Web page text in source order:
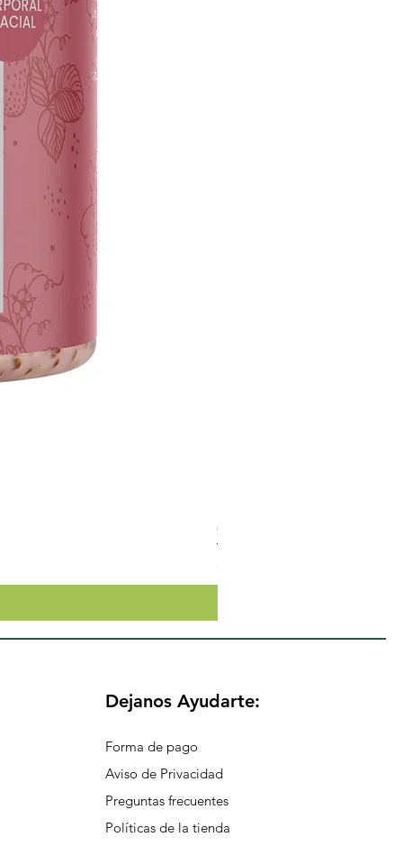
Crema Neutra Con FPS 30
$174.65
Dejanos Ayudarte:
Forma de pago
Aviso de Privacidad
Preguntas frecuentes
Políticas de la tienda